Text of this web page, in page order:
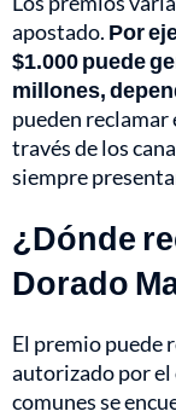
apostado. Por
$1.000 puede
millones,
pueden reclamar
través de los
siempre
¿Dónde
Dorado
El premio puede
autorizado por el
comunes se